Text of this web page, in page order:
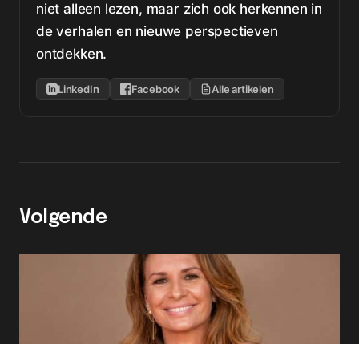
niet alleen lezen, maar zich ook herkennen in
de verhalen en nieuwe perspectieven
ontdekken.
LinkedIn Facebook Alle artikelen
Volgende